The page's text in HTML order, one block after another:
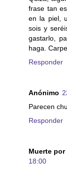
frase tan
en la piel,
sois y
gastarlo,
haga.
Responder
Anónimo
Parecen
Responder
Muerte
18:00